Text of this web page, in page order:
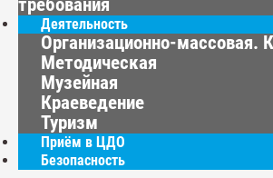
требования
Деятельность
Организационно-массовая.
Методическая
Музейная
Краеведение
Туризм
Приём в ЦДО
Безопасность